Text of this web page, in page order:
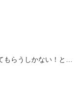
らうしかない！と…